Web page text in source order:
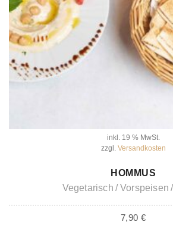
inkl. 19 % MwSt.
zzgl. Versandkosten
IN DEN WARENKORB
HOMMUS
Vegetarisch
Vorspeisen
7,90 €